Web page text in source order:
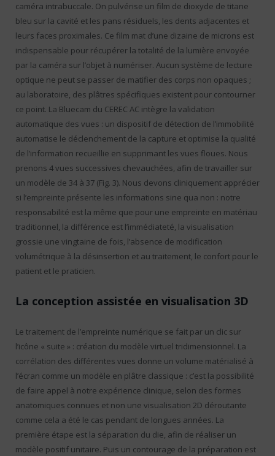
caméra intrabuccale. On pulvérise un film de dioxyde de titane
bleu sur la cavité et les pans résiduels, les dents adjacentes et
leurs faces proximales. Ce film mat d’une dizaine de microns est
indispensable pour récupérer la totalité de la lumière envoyée
par la caméra sur l’objet à numériser. Aucun système de lecture
optique ne peut se passer de matifier des corps non opaques ;
au laboratoire, des plâtres spécifiques existent pour contourner
ce point. La Bluecam du CEREC AC intègre la validation
automatique des vues : un dispositif de détection de l’immobilité
automatise le déclenchement de la capture et optimise la qualité
de l’information recueillie en supprimant les vues floues. Nous
prenons 4 vues successives chevauchées, afin de travailler sur
un modèle de 34 à 37 (Fig. 3). Nous devons cliniquement apprécier
si l’empreinte présente les informations sine qua non : notre
responsabilité est la même que pour une empreinte en matériau
traditionnel, la différence est l’immédiateté, la visualisation
grossie une vingtaine de fois, l’absence de modification
volumétrique à la désinsertion et au traitement, le confort pour le
patient et le praticien.
La conception assistée en visualisation 3D
Le traitement de l’empreinte numérique se fait par un clic sur
l’icône « suite » : création du modèle virtuel tridimensionnel. La
corrélation des différentes vues donne un volume matérialisé à
l’écran comme un modèle en plâtre classique : c’est la possibilité
de faire appel à notre expérience clinique, selon des formes
anatomiques connues et non une visualisation 2D déroutante
comme cela a été le cas pendant de longues années. La
première étape est la séparation du die, afin de réaliser un
modèle positif unitaire. Puis un contourage de la préparation est